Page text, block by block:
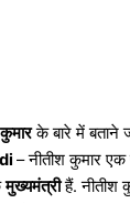
के बारे में बताने
– नीतीश कुमार एक
मुख्यमंत्रीहैं. नीतीश